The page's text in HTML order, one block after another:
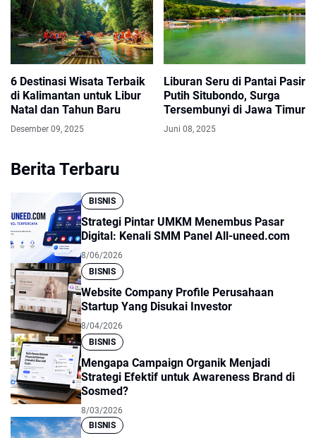
6 Destinasi Wisata Terbaik
di Kalimantan untuk Libur
Natal dan Tahun Baru
Desember 09, 2025
Liburan Seru di Pantai Pasir
Putih Situbondo, Surga
Tersembunyi di Jawa Timur
Juni 08, 2025
Berita Terbaru
BISNIS
Strategi Pintar UMKM Menembus Pasar
Digital: Kenali SMM Panel All-uneed.com
8/06/2026
BISNIS
Website Company Profile Perusahaan
Startup Yang Disukai Investor
8/04/2026
BISNIS
Mengapa Campaign Organik Menjadi
Strategi Efektif untuk Awareness Brand di
Sosmed?
8/03/2026
BISNIS